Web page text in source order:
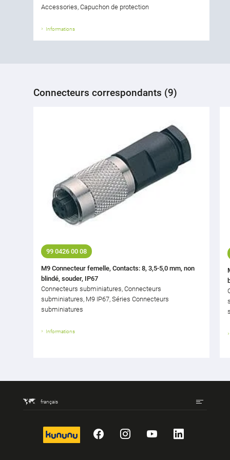
Accessories, Capuchon de protection
Informations
Connecteurs correspondants (9)
99 0426 00 08
M9 Connecteur femelle, Contacts: 8, 3,5-5,0 mm, non
blindé, souder, IP67
Connecteurs subminiatures, Connecteurs
subminiatures, M9 IP67, Séries Connecteurs
subminiatures
Informations
français
kununu FacebookInstagram
YouTubeLinkedIn